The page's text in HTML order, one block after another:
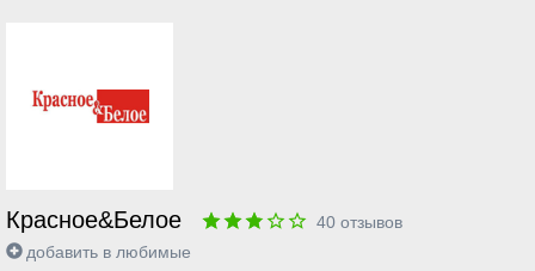
Красное&Белое 40 отзывов
добавить в любимые